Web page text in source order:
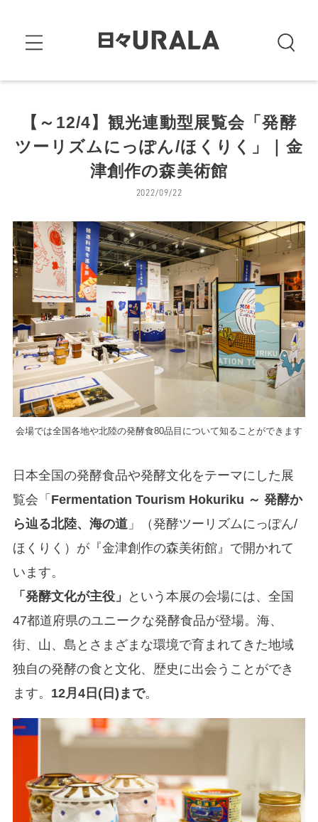
【～12/4】観光連動型展覧会「発酵
ツーリズムにっぽん/ほくりく」｜金
津創作の森美術館
2022/09/22
会場では全国各地や北陸の発酵食80品目について知ることができます
日本全国の発酵食品や発酵文化をテーマにした展
覧会「 Fermentation Tourism Hokuriku ～ 発酵か
ら辿る北陸、海の道」（発酵ツーリズムにっぽん/
ほくりく）が『金津創作の森美術館』で開かれて
います。
「発酵文化が主役」
という本展の会場には、全国
47都道府県のユニークな発酵食品が登場。海、
街、山、島とさまざまな環境で育まれてきた地域
独自の発酵の食と文化、歴史に出会うことができ
ます。 12月4日(日)まで。